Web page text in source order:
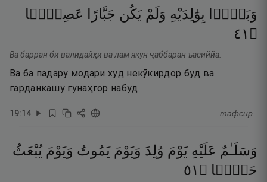
وَبَرًّۢا بِوَٰلِدَيْهِ وَلَمْ يَكُن جَبَّارًا
عَصِيًّۭا
۝ ١٤
Ва барран би валидайҳи ва лам якун ҷаббаран ъасиййа.
Ва ба падару модари худ некӯкирдор буд ва
гарданкашу гунаҳгор набуд.
19:14 тафсир
وَسَلَـٰمٌ عَلَيْهِ يَوْمَ وُلِدَ وَيَوْمَ يَمُوتُ وَيَوْمَ يُبْعَثُ
حَيًّۭا ۝ ١٥